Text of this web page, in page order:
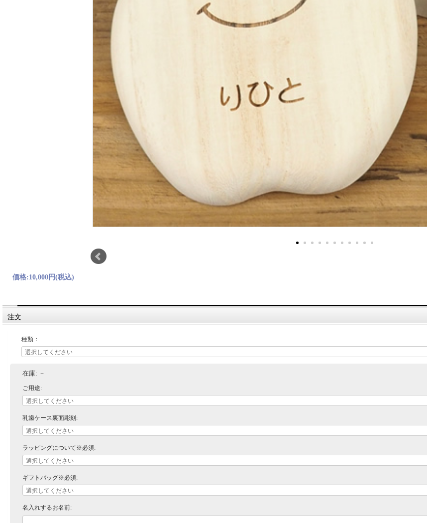
価格:10,000円(税込)
注文
種類：
在庫: －
ご用途:
乳歯ケース裏面彫刻:
ラッピングについて※必須:
ギフトバッグ※必須:
名入れするお名前: